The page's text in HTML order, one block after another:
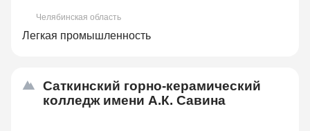
Челябинская область
Легкая промышленность
Саткинский горно-керамический
колледж имени А.К. Савина